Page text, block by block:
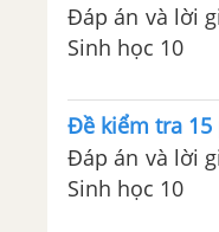
Đáp án và lời
Sinh học 10
Đề kiểm tra 15
Đáp án và lời
Sinh học 10